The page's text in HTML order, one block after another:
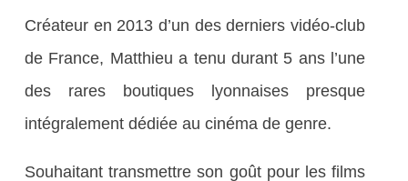
Créateur en 2013 d’un des derniers vidéo-club
de France, Matthieu a tenu durant 5 ans l’une
des rares boutiques lyonnaises presque
intégralement dédiée au cinéma de genre.
Souhaitant transmettre son goût pour les films